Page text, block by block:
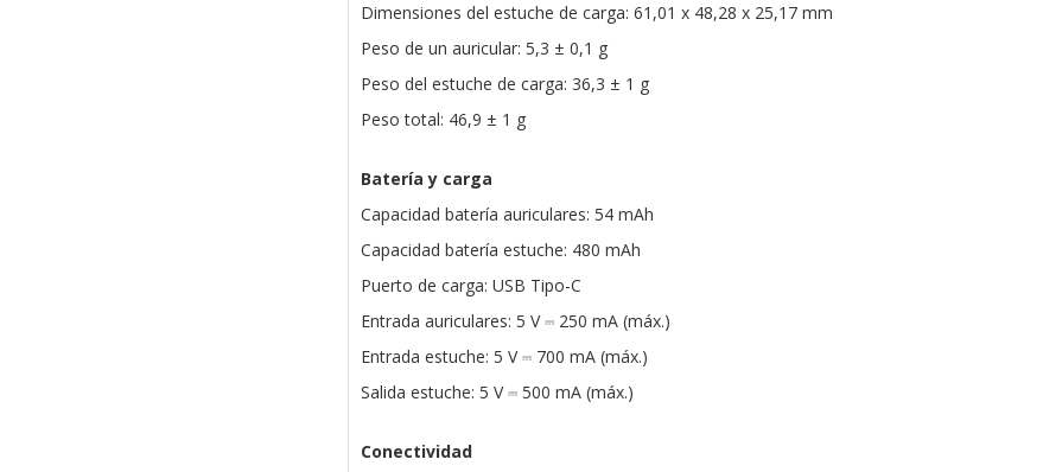
Dimensiones del estuche de carga: 61,01 x 48,28 x 25,17 mm
Peso de un auricular: 5,3 ± 0,1 g
Peso del estuche de carga: 36,3 ± 1 g
Peso total: 46,9 ± 1 g
Batería y carga
Capacidad batería auriculares: 54 mAh
Capacidad batería estuche: 480 mAh
Puerto de carga: USB Tipo-C
Entrada auriculares: 5 V ⎓ 250 mA (máx.)
Entrada estuche: 5 V ⎓ 700 mA (máx.)
Salida estuche: 5 V ⎓ 500 mA (máx.)
Conectividad